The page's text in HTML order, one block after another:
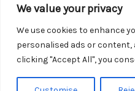
We value your privacy
We use cookies to enhance
personalised ads or content,
clicking "Accept All", you
Curso Práctico de PNL a
derechos
Contacto |
Privacidad |